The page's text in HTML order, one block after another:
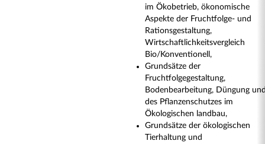
im Ökobetrieb, ökonomische
Aspekte der Fruchtfolge- und
Rationsgestaltung,
Wirtschaftlichkeitsvergleich
Bio/Konventionell,
Grundsätze der
Fruchtfolgegestaltung,
Bodenbearbeitung, Düngung
des Pflanzenschutzes im
Ökologischen landbau,
Grundsätze der ökologischen
Tierhaltung und